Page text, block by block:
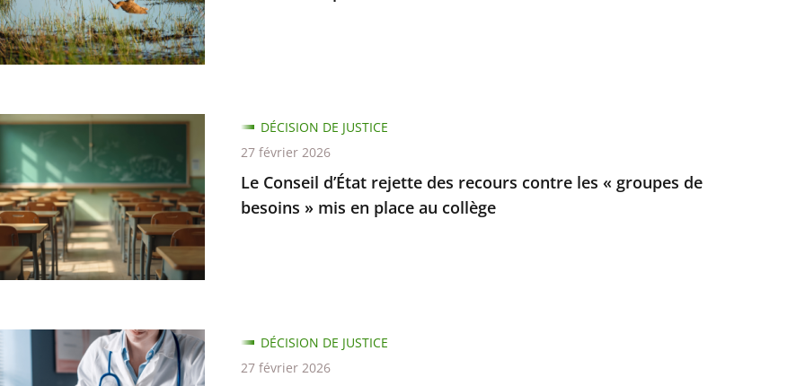
Le Conseil d’État rejette des recours contre les « groupes de
besoins » mis en place au collège
DÉCISION DE JUSTICE
27 février 2026
DÉCISION DE JUSTICE
27 février 2026